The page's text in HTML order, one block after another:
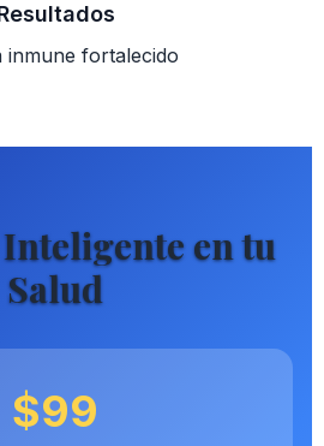
inmune fortalecido
en tu
Salud
$99